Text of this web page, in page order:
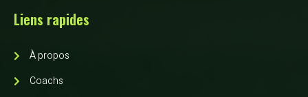
Liens rapides
À propos
Coachs